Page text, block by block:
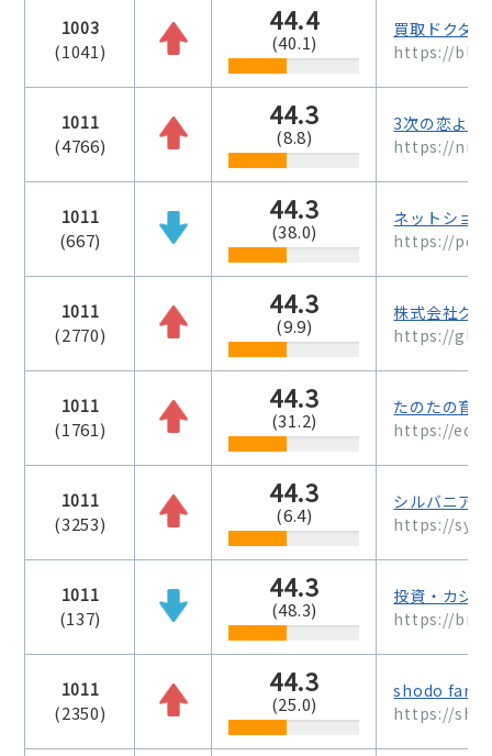
1003
(1041)
44.4
(40.1)
買取ドクター
https://
1011
(4766)
44.3
(8.8)
3次の恋より
https://
1011
(667)
44.3
(38.0)
ネットショ
https://
1011
(2770)
44.3
(9.9)
株式会社グ
https://
1011
(1761)
44.3
(31.2)
たのたの育児
https://
1011
(3253)
44.3
(6.4)
シルバニア
https://
1011
(137)
44.3
(48.3)
投資・カジ
https://
1011
(2350)
44.3
(25.0)
shodo fam
https://